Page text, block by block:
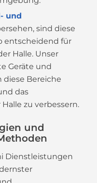
und
sind diese
entscheidend für
Halle. Unser
Geräte und
diese Bereiche
das
zu verbessern.
und
Dienstleistungen